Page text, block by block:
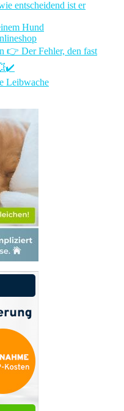
entscheidend ist er
Hund
👉 Der Fehler, den fast
Leibwache